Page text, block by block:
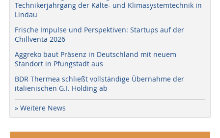
Technikerjahrgang der Kälte- und Klimasystemtechnik in
Lindau
Frische Impulse und Perspektiven: Startups auf der
Chillventa 2026
Aggreko baut Präsenz in Deutschland mit neuem
Standort in Pfungstadt aus
BDR Thermea schließt vollständige Übernahme der
italienischen G.I. Holding ab
» Weitere News